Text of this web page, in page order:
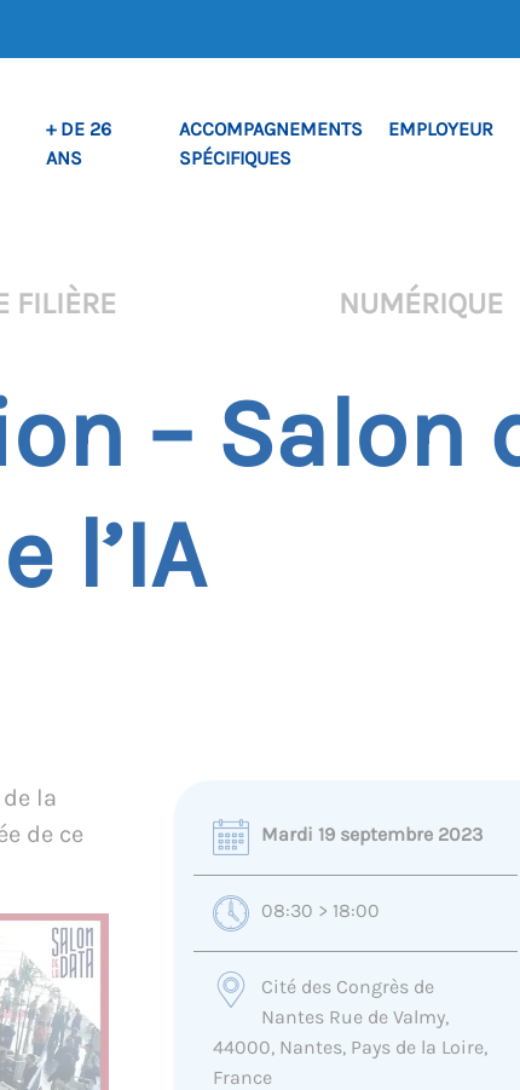
+ DE 26
ANS
ACCOMPAGNEMENTS
SPÉCIFIQUES
EMPLOYEUR
FILIÈRE NUMÉRIQUE
– Salon
l’IA
la
de ce
Mardi 19 septembre 2023
08:30 > 18:00
Cité des Congrès de
Nantes Rue de Valmy,
44000, Nantes, Pays de la Loire,
France